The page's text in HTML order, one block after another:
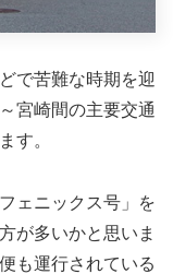
で苦難な時期を迎
宮崎間の主要交通
す。
ェニックス号」を
が多いかと思いま
も運行されている